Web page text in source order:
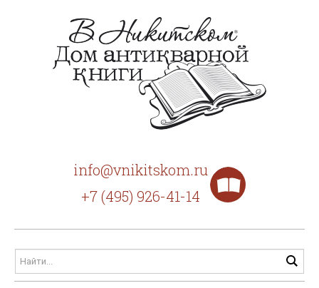
info@vnikitskom.ru
+7 (495) 926-41-14